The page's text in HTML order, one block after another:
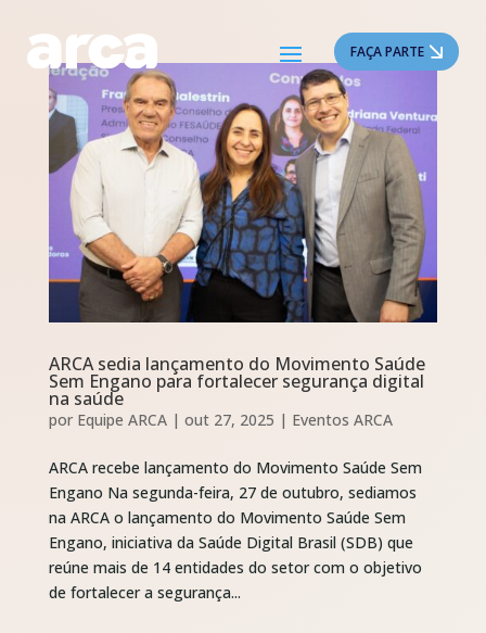
FAÇA PARTE
ARCA sedia lançamento do Movimento Saúde
Sem Engano para fortalecer segurança digital
na saúde
por Equipe ARCA| out 27, 2025 | Eventos ARCA
ARCA recebe lançamento do Movimento Saúde Sem
Engano Na segunda-feira, 27 de outubro, sediamos
na ARCA o lançamento do Movimento Saúde Sem
Engano, iniciativa da Saúde Digital Brasil (SDB) que
reúne mais de 14 entidades do setor com o objetivo
de fortalecer a segurança...